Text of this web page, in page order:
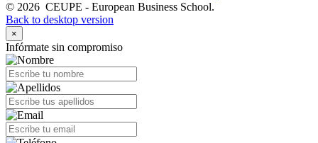
© 2026 CEUPE - European Business School.
Back to desktop version
×
Infórmate sin compromiso